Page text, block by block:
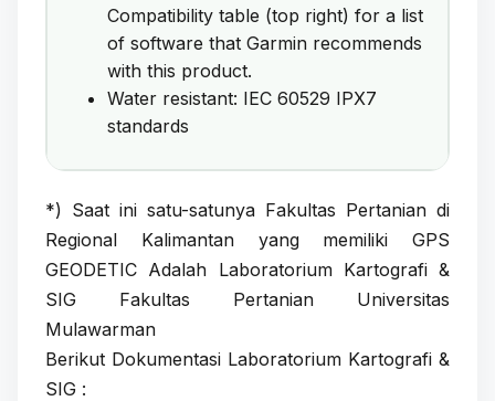
Compatibility table (top right) for a list
of software that Garmin recommends
with this product.
Water resistant: IEC 60529 IPX7
standards
*) Saat ini satu-satunya Fakultas Pertanian di
Regional Kalimantan yang memiliki GPS
GEODETIC Adalah Laboratorium Kartografi &
SIG Fakultas Pertanian Universitas
Mulawarman
Berikut Dokumentasi Laboratorium Kartografi &
SIG :